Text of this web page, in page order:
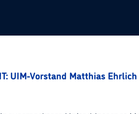
UIM-Vorstand Matthias